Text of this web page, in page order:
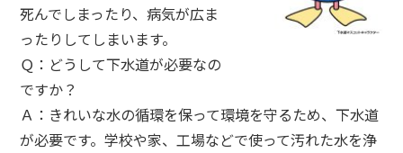
死んでしまったり、病気が広ま
ったりしてしまいます。
Ｑ：どうして下水道が必要なの
ですか？
Ａ：きれいな水の循環を保って環境を守るため、下水道
が必要です。学校や家、工場などで使って汚れた水を浄